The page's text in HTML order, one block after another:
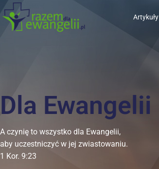
Artykuły
Dla Ewangelii
A czynię to wszystko dla Ewangelii,
aby uczestniczyć w jej zwiastowaniu.
1 Kor. 9:23